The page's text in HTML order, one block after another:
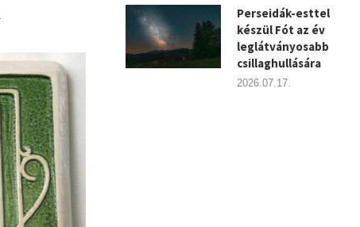
Perseidák-esttel
készül Fót az év
leglátványosabb
csillaghullására
2026.07.17.